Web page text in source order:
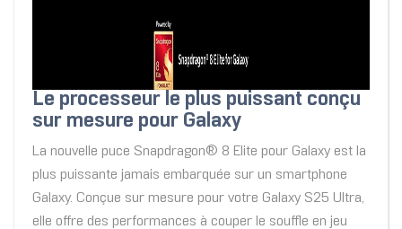
Le processeur le plus puissant conçu
sur mesure pour Galaxy
La nouvelle puce Snapdragon® 8 Elite pour Galaxy est la
plus puissante jamais embarquée sur un smartphone
Galaxy. Conçue sur mesure pour votre Galaxy S25 Ultra,
elle offre des performances à couper le souffle en jeu